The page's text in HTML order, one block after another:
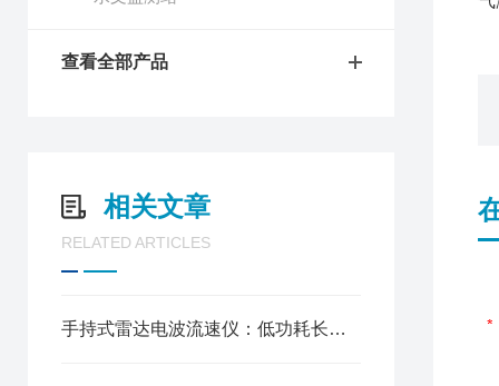
查看全部产品
相关文章
RELATED ARTICLES
手持式雷达电波流速仪：低功耗长续航锂电，全天野外不间断勘测